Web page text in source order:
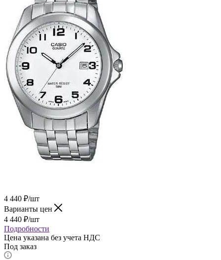
4 440 ₽/шт
Варианты цен
4 440 ₽/шт
Подробности
Цена указана без учета НДС
Под заказ